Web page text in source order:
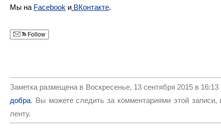
Мы на Facebook и ВКонтакте.
Follow
Заметка размещена в Воскресенье, 13 сентября 2015 в
добра. Вы можете следить за комментариями этой записи,
ленту.